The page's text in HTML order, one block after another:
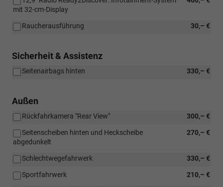
mit 32-cm-Display
30,– €
Raucherausführung
Sicherheit & Assistenz
330,– €
Seitenairbags hinten
Außen
300,– €
Rückfahrkamera "Rear View"
270,– €
Seitenscheiben hinten und Heckscheibe
abgedunkelt
330,– €
Schlechtwegefahrwerk
210,– €
Sportfahrwerk